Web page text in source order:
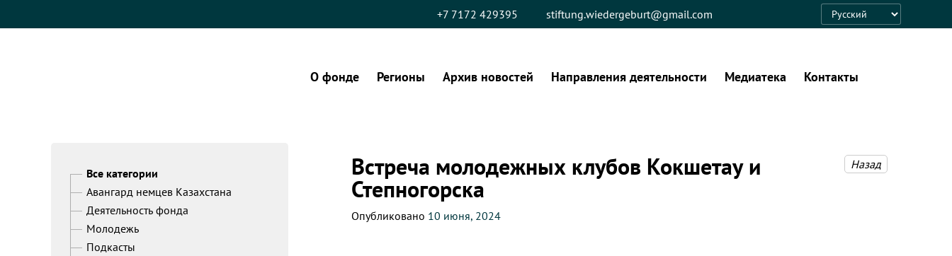
+7 7172 429395 stiftung.wiedergeburt@gmail.com
Language
О фонде Регионы Архив новостей Направления деятельности Медиатека Контакты
Встреча молодежных клубов Кокшетау и
Степногорска
Назад
Опубликовано 10 июня, 2024
Все категории
Авангард немцев Казахстана
Деятельность фонда
Молодежь
Подкасты